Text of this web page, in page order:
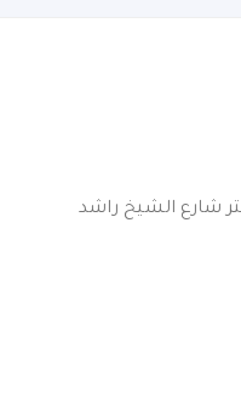
شارع الشيخ راشد